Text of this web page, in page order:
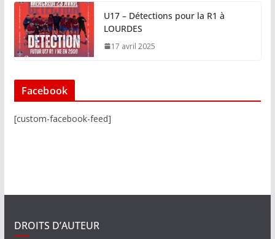
U17 – Détections pour la R1 à
LOURDES
17 avril 2025
Facebook
[custom-facebook-feed]
DROITS D’AUTEUR